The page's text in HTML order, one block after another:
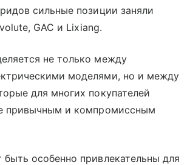
сильные позиции заняли
GAC и Lixiang.
не только между
моделями, но и между
для многих покупателей
привычным и компромиссным
особенно привлекательны для